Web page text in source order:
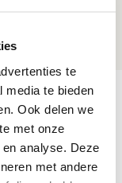
te
media te bieden
Ook delen we
met onze
analyse. Deze
met andere
Reviews
Bloomingville Mini.
print en is